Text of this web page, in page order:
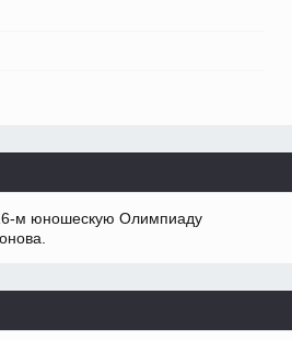
м юношескую Олимпиаду